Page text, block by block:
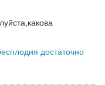
достаточно